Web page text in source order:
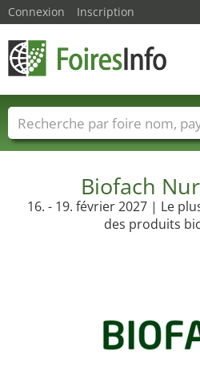
Biofach
16. - 19. février 2027 | Le
des produits
Connexion Inscription
Foire noms Pays Villes